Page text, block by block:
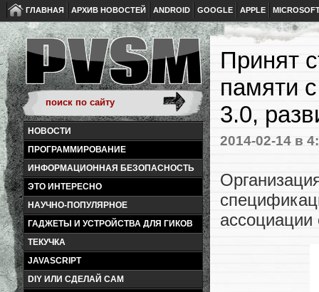
ГЛАВНАЯ АРХИВ НОВОСТЕЙ ANDROID GOOGLE APPLE
НОВОСТИ
ПРОГРАММИРОВАНИЕ
ИНФОРМАЦИОННАЯ БЕЗОПАСНОСТЬ
ЭТО ИНТЕРЕСНО
НАУЧНО-ПОПУЛЯРНОЕ
ГАДЖЕТЫ И УСТРОЙСТВА ДЛЯ ГИКОВ
ТЕКУЧКА
JAVASCRIPT
DIY ИЛИ СДЕЛАЙ САМ
Принят
памяти
3.0,
2014-02-14 в
ассоциации